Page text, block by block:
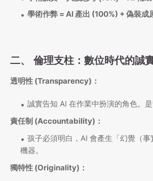
學術作弊 = AI 產出 (100%) + 偽裝成
二、 倫理支柱：數位時代的誠
透明性 (Transparency)：
誠實告知 AI 在作業中扮演的角色。
責任制 (Accountability)：
孩子必須明白，AI 會產生「幻覺（
機器。
獨特性 (Originality)：